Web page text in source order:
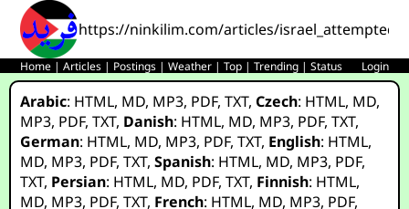
https://ninkilim.com/articles/
Home |Articles | Postings |Weather |Top |Trending |Status Login
Arabic: HTML, MD, MP3, PDF,TXT,Czech: HTML, MD,
MP3, PDF,TXT, Danish: HTML, MD, MP3, PDF,TXT,
German: HTML, MD, MP3, PDF,TXT, English: HTML,
MD, MP3, PDF,TXT,Spanish: HTML, MD, MP3, PDF,
TXT, Persian: HTML, MD, PDF,TXT, Finnish: HTML,
MD, MP3, PDF,TXT, French: HTML, MD, MP3, PDF,